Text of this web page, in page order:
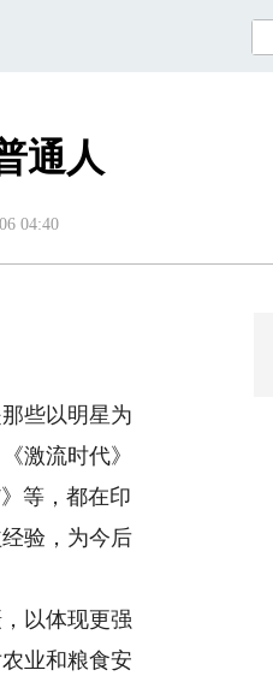
通人
04:40
些以明星为
激流时代》
等，都在印
验，为今后
以体现更强
业和粮食安